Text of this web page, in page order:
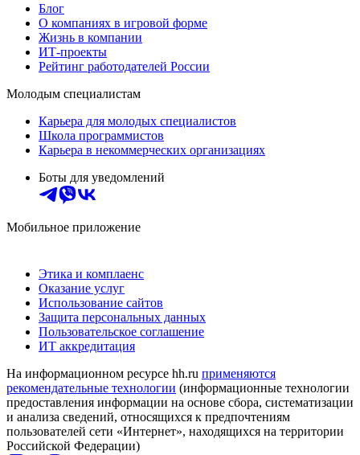
Блог
О компаниях в игровой форме
Жизнь в компании
ИТ-проекты
Рейтинг работодателей России
Молодым специалистам
Карьера для молодых специалистов
Школа программистов
Карьера в некоммерческих организациях
Боты для уведомлений
Мобильное приложение
Этика и комплаенс
Оказание услуг
Использование сайтов
Защита персональных данных
Пользовательское соглашение
ИТ аккредитация
На информационном ресурсе hh.ru применяются
рекомендательные технологии (информационные технологии
предоставления информации на основе сбора, систематизации
и анализа сведений, относящихся к предпочтениям
пользователей сети «Интернет», находящихся на территории
Российской Федерации)